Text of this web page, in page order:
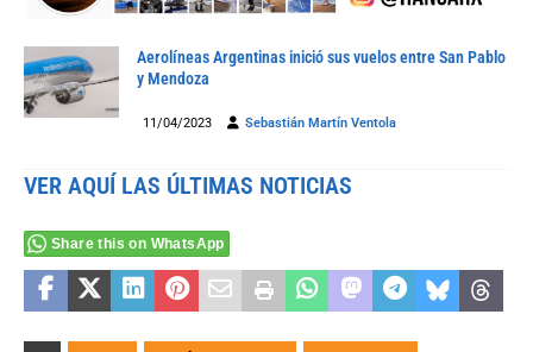
Aerolíneas Argentinas inició sus vuelos entre San Pablo
y Mendoza
11/04/2023 Sebastián Martín Ventola
VER AQUÍ LAS ÚLTIMAS NOTICIAS
Share this on WhatsApp